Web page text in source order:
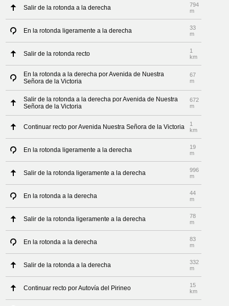
Salir de la rotonda a la derecha
794
m
En la rotonda ligeramente a la derecha
33
m
Salir de la rotonda recto
1
km
En la rotonda a la derecha por Avenida de Nuestra
Señora de la Victoria
67
m
Salir de la rotonda a la derecha por Avenida de Nuestra
Señora de la Victoria
672
m
Continuar recto por Avenida Nuestra Señora de la Victoria
1
km
En la rotonda ligeramente a la derecha
19
m
Salir de la rotonda ligeramente a la derecha
996
m
En la rotonda a la derecha
44
m
Salir de la rotonda ligeramente a la derecha
78
m
En la rotonda a la derecha
83
m
Salir de la rotonda a la derecha
332
m
Continuar recto por Autovía del Pirineo
15
km